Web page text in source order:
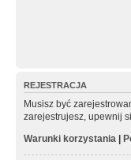
REJESTRACJA
Musisz być
zarejestrujesz, upewnij
Warunki korzystania |